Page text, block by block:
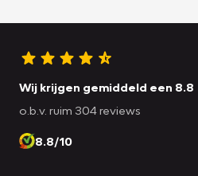
Wij krijgen gemiddeld een 8.8
o.b.v. ruim 304 reviews
8.8/10